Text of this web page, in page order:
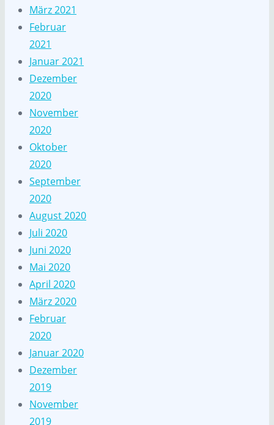
März 2021
Februar
2021
Januar 2021
Dezember
2020
November
2020
Oktober
2020
September
2020
August 2020
Juli 2020
Juni 2020
Mai 2020
April 2020
März 2020
Februar
2020
Januar 2020
Dezember
2019
November
2019